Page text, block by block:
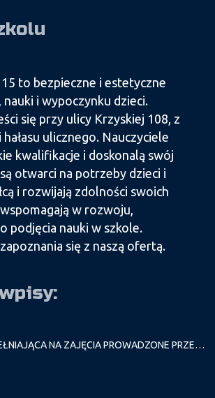
to bezpieczne i estetyczne
nauki i wypoczynku dzieci.
się przy ulicy Krzyskiej 108, z
hałasu ulicznego. Nauczyciele
kwalifikacje i doskonalą swój
otwarci na potrzeby dzieci i
i rozwijają zdolności swoich
w rozwoju,
podjęcia nauki w szkole.
się z naszą ofertą.
REKRUTACJA UZUPEŁNIAJĄCA NA ZAJĘCIA PROWADZONE PRZEZ PAŁAC MŁODZIEŻY W ROKU SZKOLNYM 2026/2027